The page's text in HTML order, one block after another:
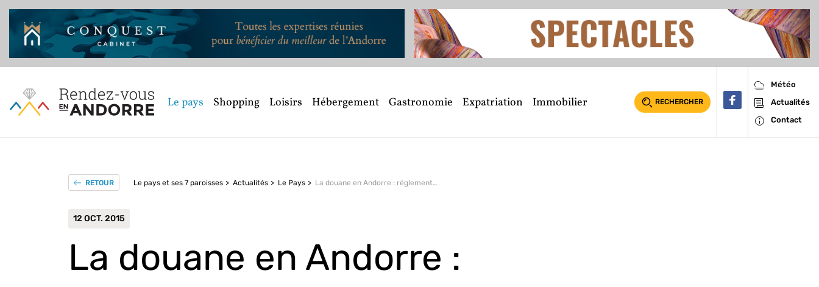
Le pays Shopping Loisirs Hébergement Gastronomie Expatriation Immobilier RECHERCHER
Météo
Actualités
Contact
RETOUR Le pays et ses 7 paroisses Actualités Le Pays La douane en Andorre : réglementation et franchises
12 OCT. 2015
La douane en Andorre :